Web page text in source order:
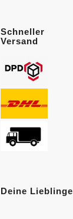
Schneller
Versand
Deine Lieblinge